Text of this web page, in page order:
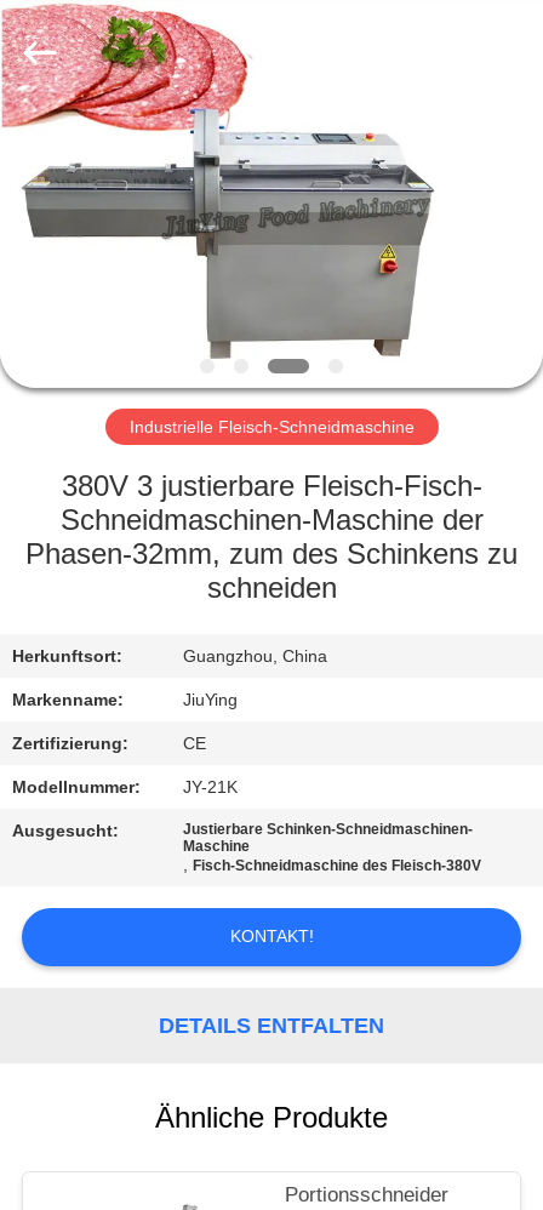
ZU
HAUSE
PRODUKTE
SHOW
UNS
WERKSBESICHTIGUNG
KONTAKT
MIT
UNS
NEUIGKEITEN
RECHTSSACHEN
BITTE UM
ANGEBOT
SITEMAP
Jiuying
Food
Machinery
Co.,Ltd.
All
Rights
Reserved.
Industrielle Fleisch-Schneidmaschine
380V 3 justierbare Fleisch-Fisch-
Schneidmaschinen-Maschine der
Phasen-32mm, zum des Schinkens zu
schneiden
Herkunftsort: Guangzhou, China
Markenname: JiuYing
Zertifizierung: CE
Modellnummer: JY-21K
Ausgesucht:
Justierbare Schinken-Schneidmaschinen-
Maschine
,Fisch-Schneidmaschine des Fleisch-380V
KONTAKT!
DETAILS ENTFALTEN
Ähnliche Produkte
Portionsschneider